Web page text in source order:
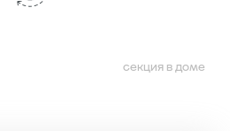
секция в доме